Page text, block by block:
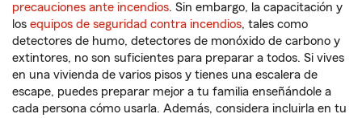
precauciones ante incendios. Sin embargo, la capacitación y
los equipos de seguridad contra incendios, tales como
detectores de humo, detectores de monóxido de carbono y
extintores, no son suficientes para preparar a todos. Si vives
en una vivienda de varios pisos y tienes una escalera de
escape, puedes preparar mejor a tu familia enseñándole a
cada persona cómo usarla. Además, considera incluirla en tu